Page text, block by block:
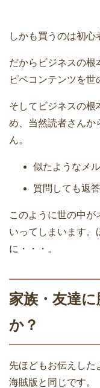
しかも買うのは初心
だからビジネスの根
ピペコンテンツを世
そしてビジネスの根
め、当然読者さんか
ん。
似たようなメ
質問しても返
このように世の中が
いってしまいます。
に・・・。
家族・友達
か？
先ほどもお伝えした
海賊版と同じです。